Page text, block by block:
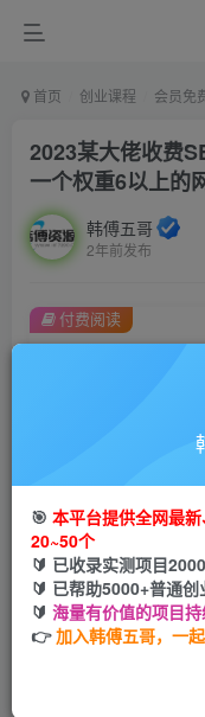
首页 创业课程 会员免
2023某大佬收费
一个权重6以上的
韩傅五哥
2年前发布
您当
付费阅读
🎯 本平台提供全网最
20~50个
🔰 已收录实测项目
🔰 已帮助5000+普通创
🔰 海量有价值的项目
👉加入韩傅五哥，一起